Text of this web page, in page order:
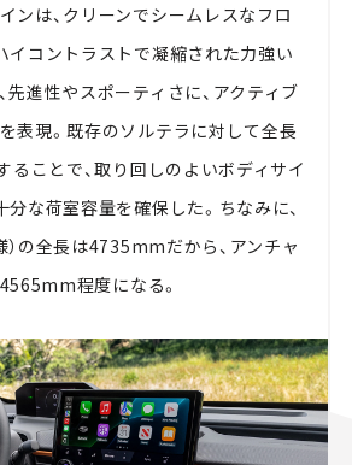
ンは、クリーンでシームレスなフロ
イコントラストで凝縮された力強い
先進性やスポーティさに、アクティブ
表現。既存のソルテラに対して全長
ことで、取り回しのよいボディサイ
分な荷室容量を確保した。ちなみに、
）の全長は4735mmだから、アンチャ
程度になる。